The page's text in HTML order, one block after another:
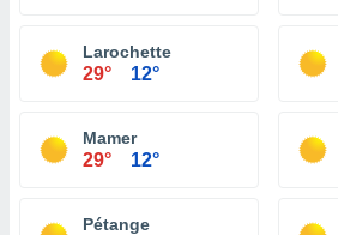
Larochette
29° 12°
Mamer
29° 12°
Pétange